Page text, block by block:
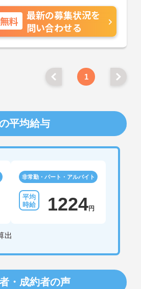
無料
最新の募集状況を
問い合わせる
1
平均給与
非常勤・パート・アルバイト
1224円
出
・成約者の声